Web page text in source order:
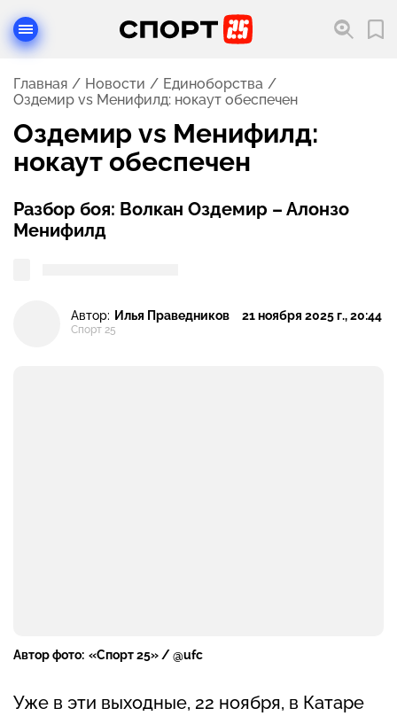
Главная Новости
Единоборства
Оздемир vs Менифилд: нокаут обеспечен
Оздемир vs Менифилд:
нокаут обеспечен
Разбор боя: Волкан Оздемир – Алонзо
Менифилд
Автор: Илья Праведников
Спорт 25
21 ноября 2025 г., 20:44
Автор фото: «Спорт 25» / @ufc
Уже в эти выходные, 22 ноября, в Катаре